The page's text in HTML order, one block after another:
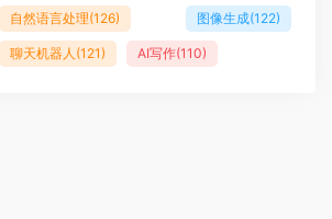
自然语言处理(126) 图像生成(122)
聊天机器人 (121) AI写作(110)